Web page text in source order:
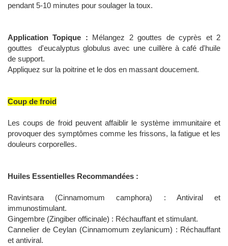
pendant 5-10 minutes pour soulager la toux.
Application Topique : Mélangez 2 gouttes de cyprès et 2
gouttes d'eucalyptus globulus avec une cuillère à café d'huile
de support.
Appliquez sur la poitrine et le dos en massant doucement.
Coup de froid
Les coups de froid peuvent affaiblir le système immunitaire et
provoquer des symptômes comme les frissons, la fatigue et les
douleurs corporelles.
Huiles Essentielles Recommandées :
Ravintsara (Cinnamomum camphora) : Antiviral et
immunostimulant.
Gingembre (Zingiber officinale) : Réchauffant et stimulant.
Cannelier de Ceylan (Cinnamomum zeylanicum) : Réchauffant
et antiviral.